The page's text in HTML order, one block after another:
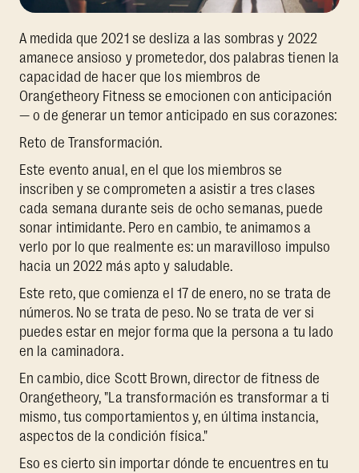
A medida que 2021 se desliza a las sombras y 2022
amanece ansioso y prometedor, dos palabras tienen la
capacidad de hacer que los miembros de
Orangetheory Fitness se emocionen con anticipación
— o de generar un temor anticipado en sus corazones:
Reto de Transformación.
Este evento anual, en el que los miembros se
inscriben y se comprometen a asistir a tres clases
cada semana durante seis de ocho semanas, puede
sonar intimidante. Pero en cambio, te animamos a
verlo por lo que realmente es: un maravilloso impulso
hacia un 2022 más apto y saludable.
Este reto, que comienza el 17 de enero, no se trata de
números. No se trata de peso. No se trata de ver si
puedes estar en mejor forma que la persona a tu lado
en la caminadora.
En cambio, dice Scott Brown, director de fitness de
Orangetheory, "La transformación es transformar a ti
mismo, tus comportamientos y, en última instancia,
aspectos de la condición física."
Eso es cierto sin importar dónde te encuentres en tu